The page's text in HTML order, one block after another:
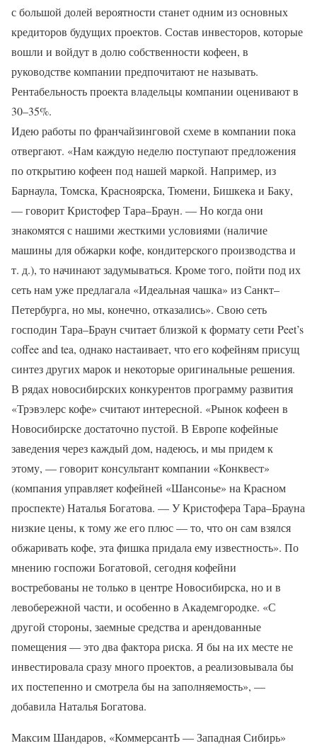
с большой долей вероятности станет одним из основных
кредиторов будущих проектов. Состав инвесторов, которые
вошли и войдут в долю собственности кофеен, в
руководстве компании предпочитают не называть.
Рентабельность проекта владельцы компании оценивают в
30–35%.
Идею работы по франчайзинговой схеме в компании пока
отвергают. «Нам каждую неделю поступают предложения
по открытию кофеен под нашей маркой. Например, из
Барнаула, Томска, Красноярска, Тюмени, Бишкека и Баку,
— говорит Кристофер Тара–Браун. — Но когда они
знакомятся с нашими жесткими условиями (наличие
машины для обжарки кофе, кондитерского производства и
т. д.), то начинают задумываться. Кроме того, пойти под их
сеть нам уже предлагала «Идеальная чашка» из Санкт–
Петербурга, но мы, конечно, отказались». Свою сеть
господин Тара–Браун считает близкой к формату сети Peet’s
coffee and tea, однако настаивает, что его кофейням присущ
синтез других марок и некоторые оригинальные решения.
В рядах новосибирских конкурентов программу развития
«Трэвэлерс кофе» считают интересной. «Рынок кофеен в
Новосибирске достаточно пустой. В Европе кофейные
заведения через каждый дом, надеюсь, и мы придем к
этому, — говорит консультант компании «Конквест»
(компания управляет кофейней «Шансонье» на Красном
проспекте) Наталья Богатова. — У Кристофера Тара–Брауна
низкие цены, к тому же его плюс — то, что он сам взялся
обжаривать кофе, эта фишка придала ему известность». По
мнению госпожи Богатовой, сегодня кофейни
востребованы не только в центре Новосибирска, но и в
левобережной части, и особенно в Академгородке. «С
другой стороны, заемные средства и арендованные
помещения — это два фактора риска. Я бы на их месте не
инвестировала сразу много проектов, а реализовывала бы
их постепенно и смотрела бы на заполняемость», —
добавила Наталья Богатова.
Максим Шандаров, «КоммерсантЬ — Западная Сибирь»